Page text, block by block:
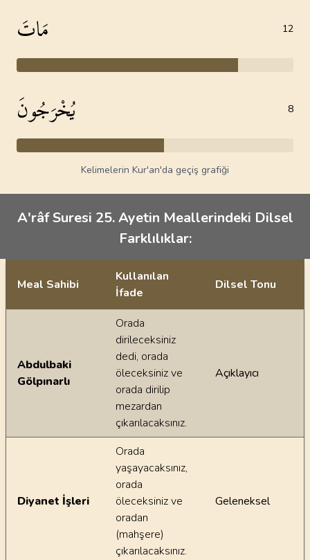
مَاتَ 12
يُخْرَجُونَ 8
Kelimelerin Kur'an'da geçiş grafiği
A'râf Suresi 25. Ayetin Meallerindeki Dilsel
Farklılıklar:
Ayetin meallerindeki dilsel farklılıklar
Meal Sahibi
Kullanılan
İfade
Dilsel Tonu
Abdulbaki
Gölpınarlı
Orada
dirileceksiniz
dedi, orada
öleceksiniz ve
orada dirilip
mezardan
çıkarılacaksınız.
Açıklayıcı
Diyanet İşleri
Orada
yaşayacaksınız,
orada
öleceksiniz ve
oradan
(mahşere)
çıkarılacaksınız.
Geleneksel